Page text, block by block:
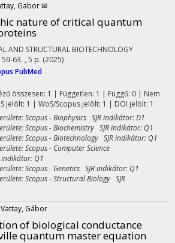
Gabor ✉
nature of critical quantum
AND STRUCTURAL BIOTECHNOLOGY
63. , 5 p. (2025)
PubMed
összesen: 1 | Független: 1 | Függő: 0 | Nem
jelölt: 1 | WoS/Scopus jelölt: 1 | DOI jelölt: 1
Scopus - Biophysics SJR indikátor: D1
Scopus - Biochemistry SJR indikátor: Q1
Scopus - Biotechnology SJR indikátor: Q1
Scopus - Computer Science
Q1
Scopus - Genetics SJR indikátor: Q1
Scopus - Structural Biology SJR
Vattay, Gábor
of biological conductance
quantum master equation